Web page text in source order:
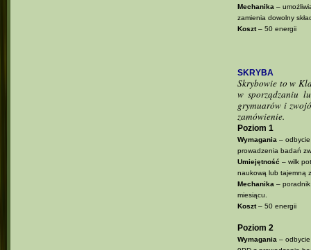
Mechanika –
zamienia dowolny
Koszt– 50 energii
SKRYBA
Skrybowie to w
w sporządzaniu
grymuarów i
zamówienie.
Poziom 1
Wymagania –
prowadzenia badań
Umiejętność – wilk
naukową lub tajemną
Mechanika –
miesiącu.
Koszt– 50 energii
Poziom 2
Wymagania –